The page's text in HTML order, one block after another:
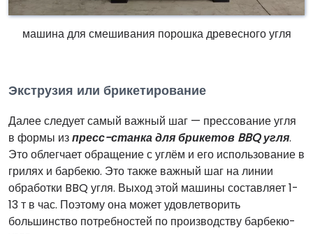
машина для смешивания порошка древесного угля
Экструзия или брикетирование
Далее следует самый важный шаг — прессование угля
в формы изпресс-станка для брикетов BBQ угля.
Это облегчает обращение с углём и его использование в
грилях и барбекю. Это также важный шаг на линии
обработки BBQ угля. Выход этой машины составляет 1-
13 т в час. Поэтому она может удовлетворить
большинство потребностей по производству барбекю-